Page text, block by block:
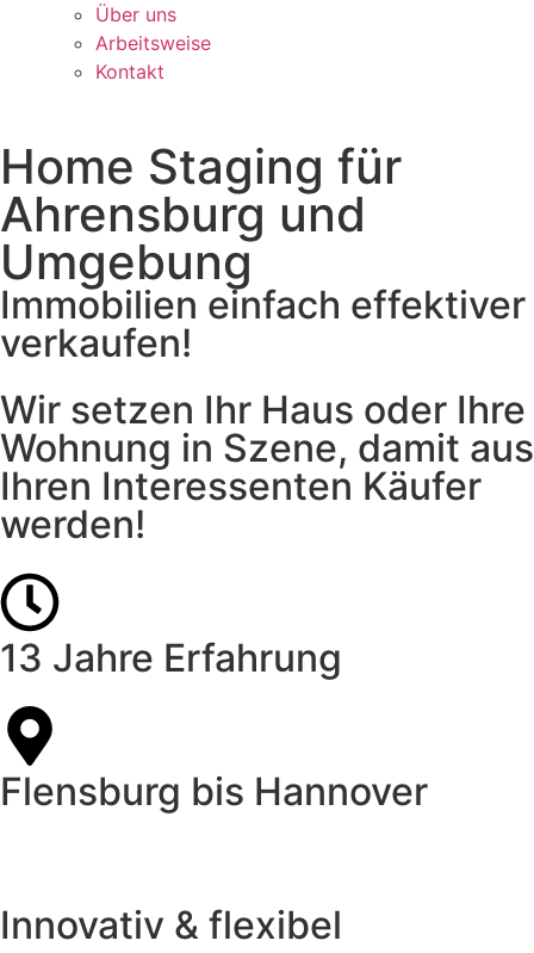
Über uns
Arbeitsweise
Kontakt
Home Staging für
Ahrensburg und
Umgebung
Immobilien einfach effektiver
verkaufen!
Wir setzen Ihr Haus oder Ihre
Wohnung in Szene, damit aus
Ihren Interessenten Käufer
werden!
13 Jahre Erfahrung
Flensburg bis Hannover
Innovativ & flexibel